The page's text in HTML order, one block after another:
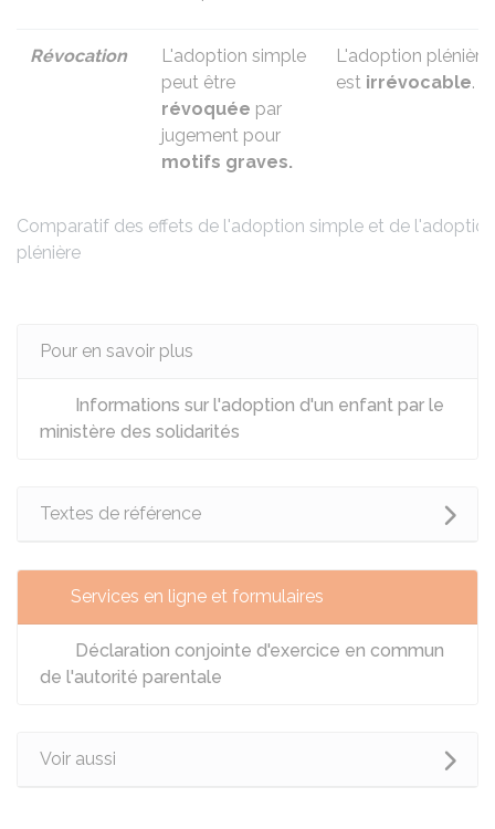
Comparatif des effets de l'adoption simple et de l'adoption
plénière
Révocation
L'adoption simple
peut être
révoquée par
jugement pour
motifs graves.
L'adoption plénière
est irrévocable.
Pour en savoir plus
Informations sur l'adoption d'un enfant par le
ministère des solidarités
Textes de référence
Services en ligne et formulaires
Déclaration conjointe d'exercice en commun
de l'autorité parentale
Voir aussi